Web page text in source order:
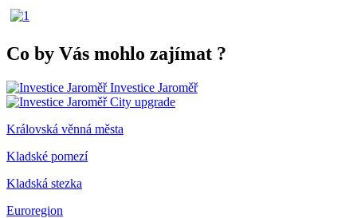
Co by Vás mohlo zajímat ?
Investice Jaroměř
City upgrade
Královská věnná města
Kladské pomezí
Kladská stezka
Euroregion